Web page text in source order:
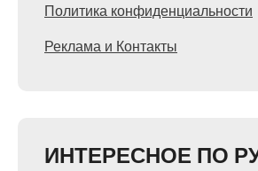
Политика конфиденциальности
Реклама и Контакты
ИНТЕРЕСНОЕ ПО